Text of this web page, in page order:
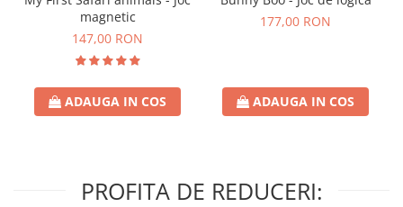
magnetic
147,00 RON
ADAUGA IN COS
177,00 RON
ADAUGA IN COS
PROFITA DE REDUCERI: